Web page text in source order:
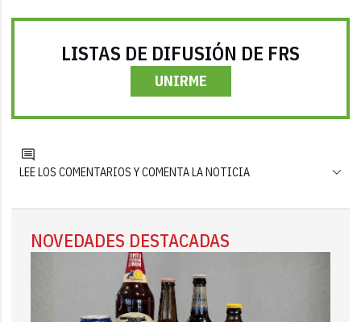
LISTAS DE DIFUSIÓN DE FRS
UNIRME
LEE LOS COMENTARIOS Y COMENTA LA NOTICIA
NOVEDADES DESTACADAS